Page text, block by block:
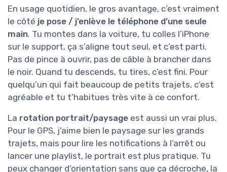
En usage quotidien, le gros avantage, c’est vraiment
le côté je pose / j’enlève le téléphone d’une seule
main. Tu montes dans la voiture, tu colles l’iPhone
sur le support, ça s’aligne tout seul, et c’est parti.
Pas de pince à ouvrir, pas de câble à brancher dans
le noir. Quand tu descends, tu tires, c’est fini. Pour
quelqu’un qui fait beaucoup de petits trajets, c’est
agréable et tu t’habitues très vite à ce confort.
La rotation portrait/paysage est aussi un vrai plus.
Pour le GPS, j’aime bien le paysage sur les grands
trajets, mais pour lire les notifications à l’arrêt ou
lancer une playlist, le portrait est plus pratique. Tu
peux changer d’orientation sans que ça décroche, la